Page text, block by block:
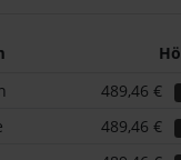
489,46 €
489,46 €